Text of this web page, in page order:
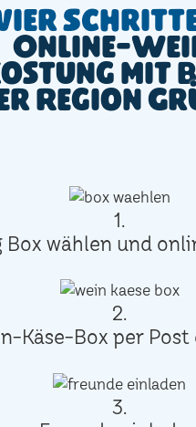
Online-
mit
Region
1.
Box wählen und
2.
Käse-Box per
3.